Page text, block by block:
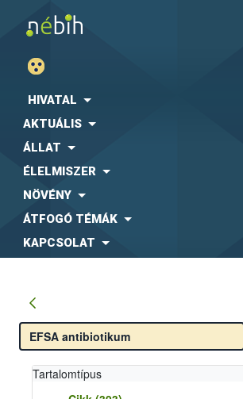
HIVATAL
AKTUÁLIS
ÁLLAT
ÉLELMISZER
NÖVÉNY
ÁTFOGÓ TÉMÁK
KAPCSOLAT
Tartalomtípus